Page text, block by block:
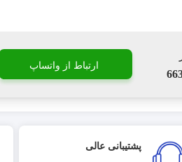
ارتباط از واتساپ
پشتیبانی عالی